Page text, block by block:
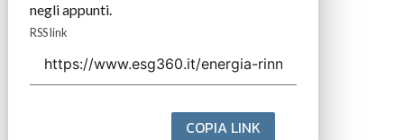
negli appunti.
RSS link
COPIA LINK